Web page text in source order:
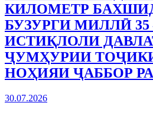
КИЛОМЕТР
БУЗУРГИ МИЛЛӢ
ИСТИҚЛОЛИ
ҶУМҲУРИИ
НОҲИЯИ ҶАББОР
30.07.2026